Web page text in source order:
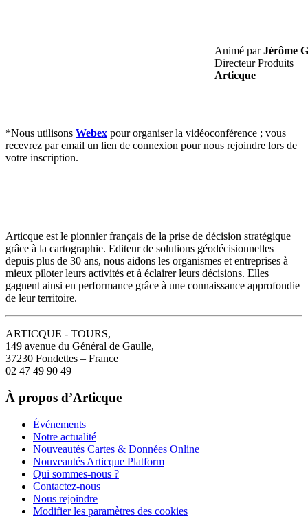
Animé parJérôme
Directeur Produits
Articque
*Nous utilisons Webex pour organiser la vidéoconférence ; vous
recevrez par email un lien de connexion pour nous rejoindre lors de
votre inscription.
Articque est le pionnier français de la prise de décision stratégique
grâce à la cartographie. Editeur de solutions géodécisionnelles
depuis plus de 30 ans, nous aidons les organismes et entreprises à
mieux piloter leurs activités et à éclairer leurs décisions. Elles
gagnent ainsi en performance grâce à une connaissance approfondie
de leur territoire.
ARTICQUE - TOURS,
149 avenue du Général de Gaulle,
37230 Fondettes – France
02 47 49 90 49
À propos d’Articque
Événements
Notre actualité
Nouveautés Cartes & Données Online
Nouveautés Articque Platform
Qui sommes-nous ?
Contactez-nous
Nous rejoindre
Modifier les paramètres des cookies